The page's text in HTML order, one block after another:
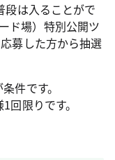
段は入ることがで
ド場）特別公開ツ
募した方から抽選
件です。
限りです。